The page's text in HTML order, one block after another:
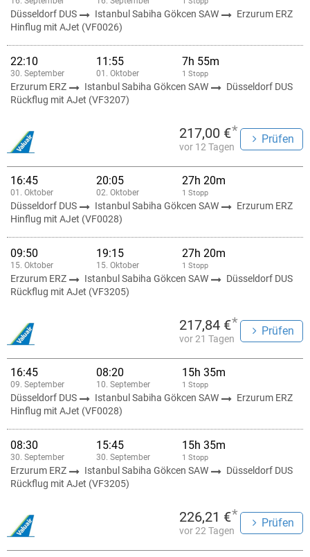
Düsseldorf DUS Istanbul Sabiha Gökcen SAW
Erzurum ERZ
Hinflug mit AJet (VF0026)
22:10
30. September
11:55
01. Oktober
7h 55m
1 Stopp
Erzurum ERZ Istanbul Sabiha Gökcen SAW
Düsseldorf DUS
Rückflug mit AJet (VF3207)
217,00 €*
vor 12 Tagen
Prüfen
16:45
01. Oktober
20:05
02. Oktober
27h 20m
1 Stopp
Düsseldorf DUS Istanbul Sabiha Gökcen SAW
Erzurum ERZ
Hinflug mit AJet (VF0028)
09:50
15. Oktober
19:15
15. Oktober
27h 20m
1 Stopp
Erzurum ERZ Istanbul Sabiha Gökcen SAW
Düsseldorf DUS
Rückflug mit AJet (VF3205)
217,84 €*
vor 21 Tagen
Prüfen
16:45
09. September
08:20
10. September
15h 35m
1 Stopp
Düsseldorf DUS Istanbul Sabiha Gökcen SAW
Erzurum ERZ
Hinflug mit AJet (VF0028)
08:30
30. September
15:45
30. September
15h 35m
1 Stopp
Erzurum ERZ Istanbul Sabiha Gökcen SAW
Düsseldorf DUS
Rückflug mit AJet (VF3205)
226,21 €*
vor 22 Tagen
Prüfen